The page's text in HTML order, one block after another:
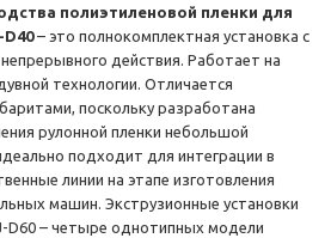
полиэтиленовой пленки для
– это полнокомплектная установка с
действия. Работает на
технологии. Отличается
поскольку разработана
рулонной пленки небольшой
подходит для интеграции в
линии на этапе изготовления
машин. Экструзионные установки
D60 – четыре однотипных модели